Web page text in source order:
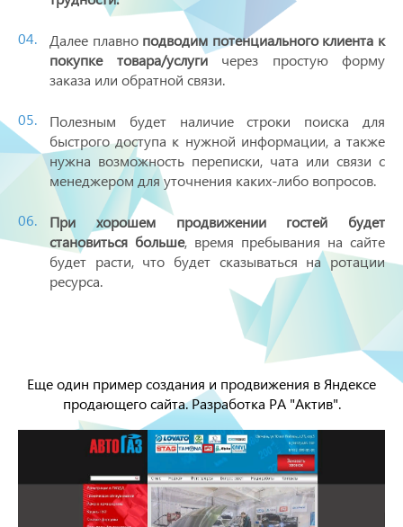
Далее плавно подводим потенциального клиента к
покупке товара/услугичерез простую форму
заказа или обратной связи.
Полезным будет наличие строки поиска для
быстрого доступа к нужной информации, а также
нужна возможность переписки, чата или связи с
менеджером для уточнения каких-либо вопросов.
При хорошем продвижении гостей будет
становиться больше, время пребывания на сайте
будет расти, что будет сказываться на ротации
ресурса.
Еще один пример создания и продвижения в Яндексе
продающего сайта. Разработка РА "Актив".